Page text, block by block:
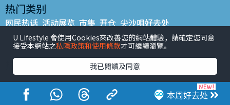
本周好去处
热门类别
网民热话 活动展览 市集 开仓 尖沙咀好去处
铜锣湾好去处 元朗好去处 荃湾好去处 旺角好去处 社会
餐厅情报 户外郊游
热门标签
#UGO揾好去处 #人气活动推介 #美食社群热话
#亲子玩乐好去处
#ULifestyle应用程式
#限时抢
U Lifestyle 會使用Cookies來改善您的網站體驗，請確定您同意
接受本網站之私隱政策和使用條款才可繼續瀏覽。
我已閱讀及同意